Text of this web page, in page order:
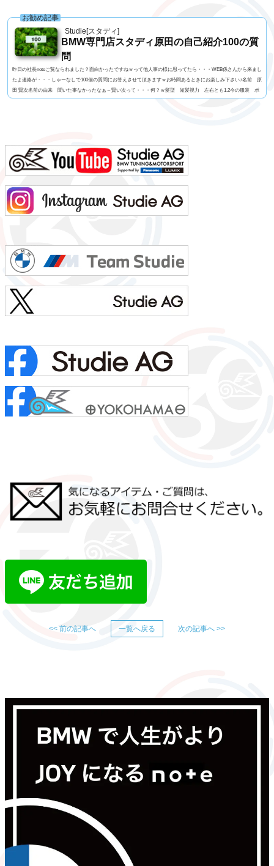
Studie[スタディ]
お勧め記事
BMW専門店スタディ原田の自己紹介100の質
問
昨日の社長noteご覧なられました？面白かったですねｗって他人事の様に思ってたら・・・WEB係さんから来まし
たよ連絡が・・・しゃーなしで100個の質問にお答えさせて頂きますｗお時間あるときにお楽しみ下さい♪名前 原
田 賢次名前の由来 聞いた事なかったなぁ～賢い次って・・・何？ｗ髪型 短髪視力 左右とも1.2今の服装 ポ
<< 前の記事へ 一覧へ戻る 次の記事へ >>